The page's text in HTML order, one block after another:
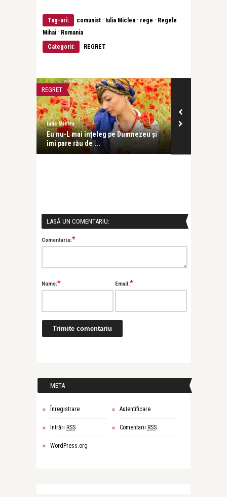
Tag-uri: comunist · Iulia Miclea · rege · Regele
Mihai · Romania
Categorii:
REGRET
REGRET
Iulia Miclea
Eu nu-L mai înțeleg pe Dumnezeu și
îmi pare rău de ...
LASĂ UN COMENTARIU:
Comentariu:*
Nume:* Email:*
META
Înregistrare Autentificare
Intrări RSS Comentarii RSS
WordPress.org